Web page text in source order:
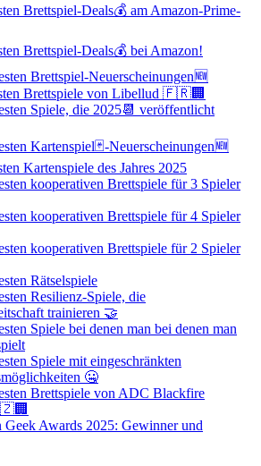
Brettspiel-Deals💰 am Amazon-Prime-
Brettspiel-Deals💰 bei Amazon!
Brettspiel-Neuerscheinungen🆕
Brettspiele von Libellud 🇫🇷🏢
Spiele, die 2025📆 veröffentlicht
Kartenspiel🃏-Neuerscheinungen🆕
Kartenspiele des Jahres 2025
kooperativen Brettspiele für 3 Spieler
kooperativen Brettspiele für 4 Spieler
kooperativen Brettspiele für 2 Spieler
Rätselspiele
Resilienz-Spiele, die
trainieren 🤝
Spiele bei denen man bei denen man
Spiele mit eingeschränkten
🤐
Brettspiele von ADC Blackfire
Geek Awards 2025: Gewinner und